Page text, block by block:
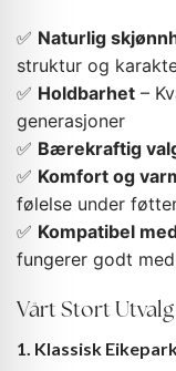
✅ Naturlig
struktur og
✅ Holdbarhet –
generasjoner
✅ Bærekraftig
✅ Komfort og
følelse under
✅ Kompatibel
fungerer godt
Vårt Stort
1. Klassisk